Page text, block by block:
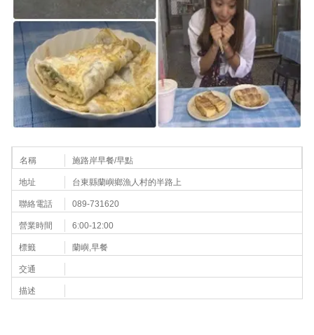
名稱 施路岸早餐/早點
地址 台東縣蘭嶼鄉漁人村的半路上
聯絡電話 089-731620
營業時間 6:00-12:00
標籤 蘭嶼,早餐
交通
描述